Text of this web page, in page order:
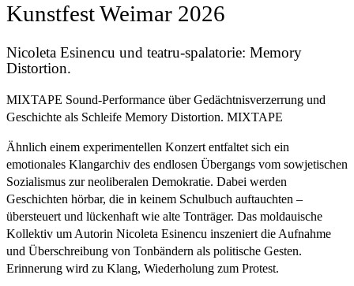
Kunstfest Weimar 2026
Nicoleta Esinencu und teatru-spalatorie: Memory
Distortion.
MIXTAPE Sound-Performance über Gedächtnisverzerrung und
Geschichte als Schleife Memory Distortion. MIXTAPE
Ähnlich einem experimentellen Konzert entfaltet sich ein
emotionales Klangarchiv des endlosen Übergangs vom sowjetischen
Sozialismus zur neoliberalen Demokratie. Dabei werden
Geschichten hörbar, die in keinem Schulbuch auftauchten –
übersteuert und lückenhaft wie alte Tonträger. Das moldauische
Kollektiv um Autorin Nicoleta Esinencu inszeniert die Aufnahme
und Überschreibung von Tonbändern als politische Gesten.
Erinnerung wird zu Klang, Wiederholung zum Protest.